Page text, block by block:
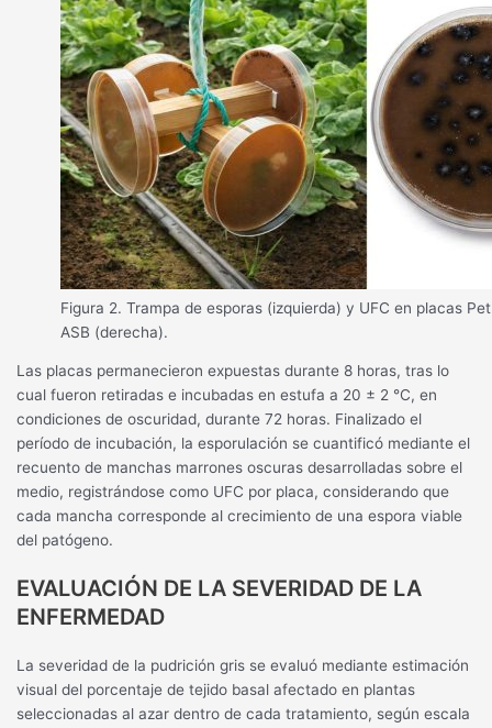
Figura 2. Trampa de esporas (izquierda) y UFC en placas
ASB (derecha).
Las placas permanecieron expuestas durante 8 horas, tras lo
cual fueron retiradas e incubadas en estufa a 20 ± 2 °C, en
condiciones de oscuridad, durante 72 horas. Finalizado el
período de incubación, la esporulación se cuantificó mediante el
recuento de manchas marrones oscuras desarrolladas sobre el
medio, registrándose como UFC por placa, considerando que
cada mancha corresponde al crecimiento de una espora viable
del patógeno.
EVALUACIÓN DE LA SEVERIDAD DE LA
ENFERMEDAD
La severidad de la pudrición gris se evaluó mediante estimación
visual del porcentaje de tejido basal afectado en plantas
seleccionadas al azar dentro de cada tratamiento, según escala